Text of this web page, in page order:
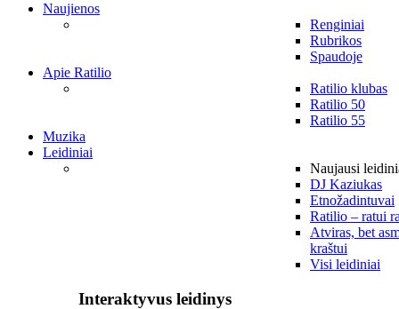
Naujienos
Renginiai
Rubrikos
Spaudoje
Apie Ratilio
Ratilio klubas
Ratilio 50
Ratilio 55
Muzika
Leidiniai
Naujausi
DJ Kaziukas
Etnožadintuvai
Ratilio – ratui
Atviras, bet
kraštui
Visi leidiniai
Interaktyvus leidinys